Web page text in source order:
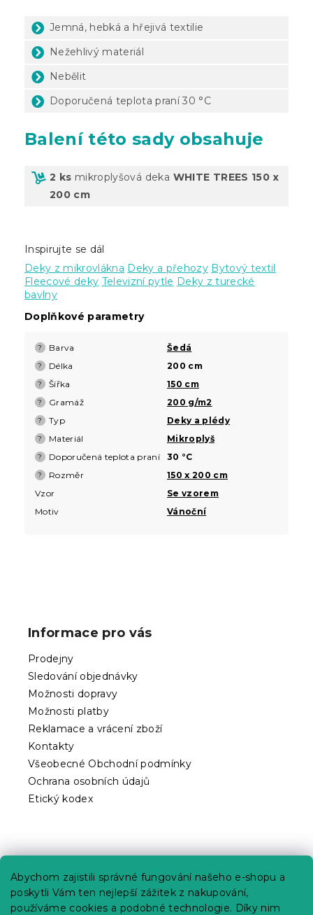
Abychom zajistili správné fungování našeho e-shopu a
poskytli Vám ten nejlepší zážitek z nakupování,
používáme cookies a podobné technologie. Díky nim
Jemná, hebká a hřejivá textilie
Nežehlivý materiál
Nebělit
Doporučená teplota praní 30 °C
Balení této sady obsahuje
2 ks mikroplyšová deka WHITE TREES 150 x
200 cm
Inspirujte se dál
Deky z mikrovlákna Deky a přehozy Bytový textil
Fleecové deky Televizní pytle Deky z turecké
bavlny
Doplňkové parametry
? Barva Šedá
? Délka 200 cm
? Šířka 150 cm
? Gramáž 200 g/m2
? Typ Deky a plédy
? Materiál Mikroplyš
? Doporučená teplota praní 30 °C
? Rozměr
150 x 200 cm
Vzor
Se vzorem
Motiv
Vánoční
Informace pro vás
Prodejny
Sledování objednávky
Možnosti dopravy
Možnosti platby
Reklamace a vrácení zboží
Kontakty
Všeobecné Obchodní podmínky
Ochrana osobních údajů
Etický kodex
Kariéra